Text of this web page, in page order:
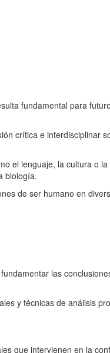
fundamental para
crítica e interdisciplinar
el lenguaje, la cultura o
biología.
de ser humano en
las
y técnicas de análisis
que intervienen en la